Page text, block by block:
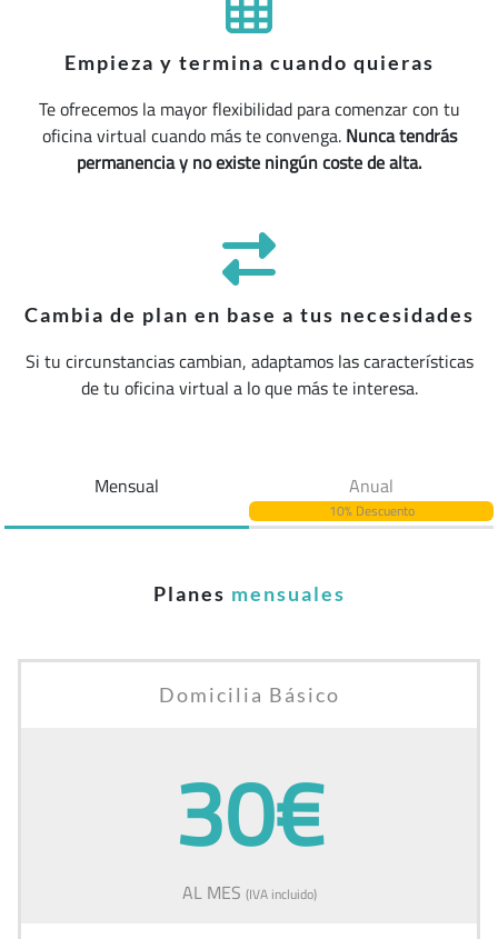
Empieza y termina cuando quieras
Te ofrecemos la mayor flexibilidad para comenzar con tu
oficina virtual cuando más te convenga.Nunca tendrás
permanencia y no existe ningún coste de alta.
Cambia de plan en base a tus necesidades
Si tu circunstancias cambian, adaptamos las características
de tu oficina virtual a lo que más te interesa.
Mensual Anual
10% Descuento
Planes mensuales
Domicilia Básico
30€
AL MES (IVA incluido)